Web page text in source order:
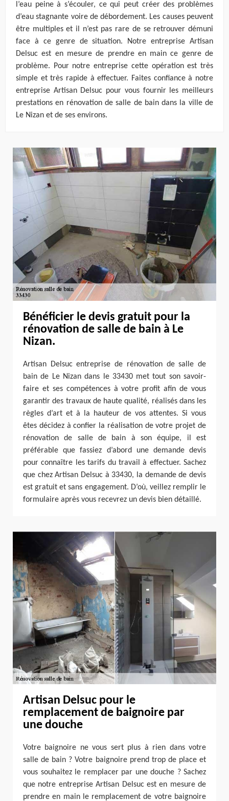
l’eau peine à s’écouler, ce qui peut créer des problèmes
d’eau stagnante voire de débordement. Les causes peuvent
être multiples et il n’est pas rare de se retrouver démuni
face à ce genre de situation. Notre entreprise Artisan
Delsuc est en mesure de prendre en main ce genre de
problème. Pour notre entreprise cette opération est très
simple et très rapide à effectuer. Faites confiance à notre
entreprise Artisan Delsuc pour vous fournir les meilleurs
prestations en rénovation de salle de bain dans la ville de
Le Nizan et de ses environs.
Bénéficier le devis gratuit pour la
rénovation de salle de bain à Le
Nizan.
Artisan Delsuc entreprise de rénovation de salle de
bain de Le Nizan dans le 33430 met tout son savoir-
faire et ses compétences à votre profit afin de vous
garantir des travaux de haute qualité, réalisés dans les
règles d’art et à la hauteur de vos attentes. Si vous
êtes décidez à confier la réalisation de votre projet de
rénovation de salle de bain à son équipe, il est
préférable que fassiez d’abord une demande devis
pour connaître les tarifs du travail à effectuer. Sachez
que chez Artisan Delsuc à 33430, la demande de devis
est gratuit et sans engagement. D’où, veillez remplir le
formulaire après vous recevrez un devis bien détaillé.
Artisan Delsuc pour le
remplacement de baignoire par
une douche
Votre baignoire ne vous sert plus à rien dans votre
salle de bain ? Votre baignoire prend trop de place et
vous souhaitez le remplacer par une douche ? Sachez
que notre entreprise Artisan Delsuc est en mesure de
prendre en main le remplacement de votre baignoire